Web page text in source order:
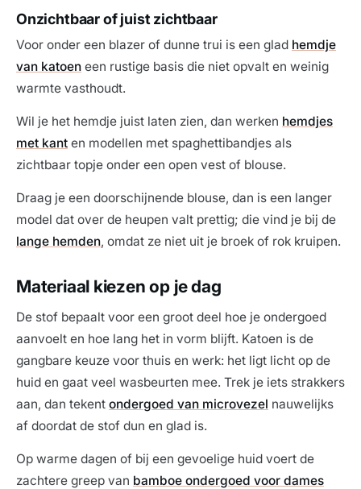
Onzichtbaar of juist zichtbaar
Voor onder een blazer of dunne trui is een glad hemdje
van katoen een rustige basis die niet opvalt en weinig
warmte vasthoudt.
Wil je het hemdje juist laten zien, dan werken hemdjes
met kant en modellen met spaghettibandjes als
zichtbaar topje onder een open vest of blouse.
Draag je een doorschijnende blouse, dan is een langer
model dat over de heupen valt prettig; die vind je bij de
lange hemden, omdat ze niet uit je broek of rok kruipen.
Materiaal kiezen op je dag
De stof bepaalt voor een groot deel hoe je ondergoed
aanvoelt en hoe lang het in vorm blijft. Katoen is de
gangbare keuze voor thuis en werk: het ligt licht op de
huid en gaat veel wasbeurten mee. Trek je iets strakkers
aan, dan tekent ondergoed van microvezel nauwelijks
af doordat de stof dun en glad is.
Op warme dagen of bij een gevoelige huid voert de
zachtere greep van bamboe ondergoed voor dames